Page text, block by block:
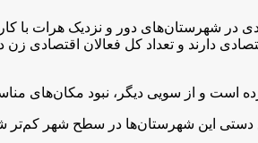
در شهرستان‌های دور و نزدیک هرات با
است و از سویی دیگر، نبود
این شهرستان‌ها در سطح شهر کم‌تر